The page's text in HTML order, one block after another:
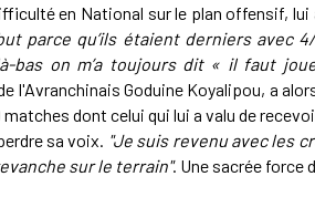
en National sur le plan offensif, lui
parce qu’ils étaient derniers avec
bas on m’a toujours dit « il faut
l'Avranchinais Goduine Koyalipou, a
matches dont celui qui lui a valu de
sa voix. "Je suis revenu avec les
sur le terrain". Une sacrée force